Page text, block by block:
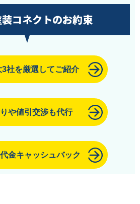
コネクトのお約束
3社を厳選してご紹介
や値引交渉も代行
金キャッシュバック